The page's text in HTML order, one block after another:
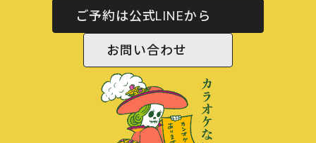
ご予約は公式LINEから
お問い合わせ